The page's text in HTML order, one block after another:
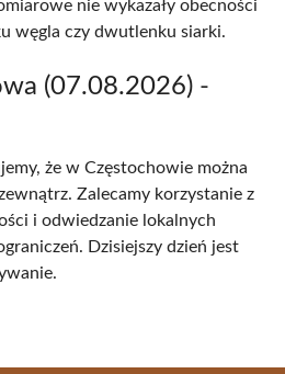
nie wykazały obecności
węgla czy dwutlenku siarki.
(07.08.2026) -
że w Częstochowie można
Zalecamy korzystanie z
i odwiedzanie lokalnych
Dzisiejszy dzień jest